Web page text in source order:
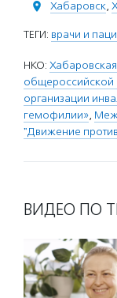
Хабаровск,
ТЕГИ: врачи и
НКО:
общероссийской
организации
гемофилии»,
"Движение
ВИДЕО ПО